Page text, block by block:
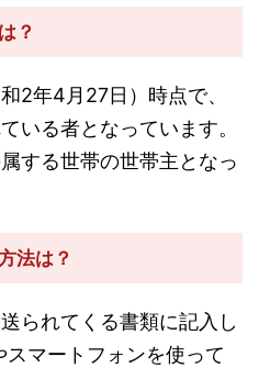
？
2年4月27日）時点で、
いる者となっています。
する世帯の世帯主となっ
法は？
られてくる書類に記入し
マートフォンを使って